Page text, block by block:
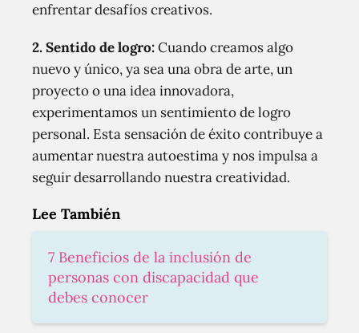
enfrentar desafíos creativos.
2. Sentido de logro:Cuando creamos algo
nuevo y único, ya sea una obra de arte, un
proyecto o una idea innovadora,
experimentamos un sentimiento de logro
personal. Esta sensación de éxito contribuye a
aumentar nuestra autoestima y nos impulsa a
seguir desarrollando nuestra creatividad.
Lee También
7 Beneficios de la inclusión de
personas con discapacidad que
debes conocer